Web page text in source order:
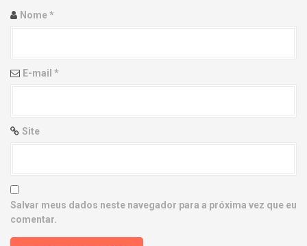
i
n
Nome*
E-mail *
Site
Salvar meus dados neste navegador para a próxima vez que eu
comentar.